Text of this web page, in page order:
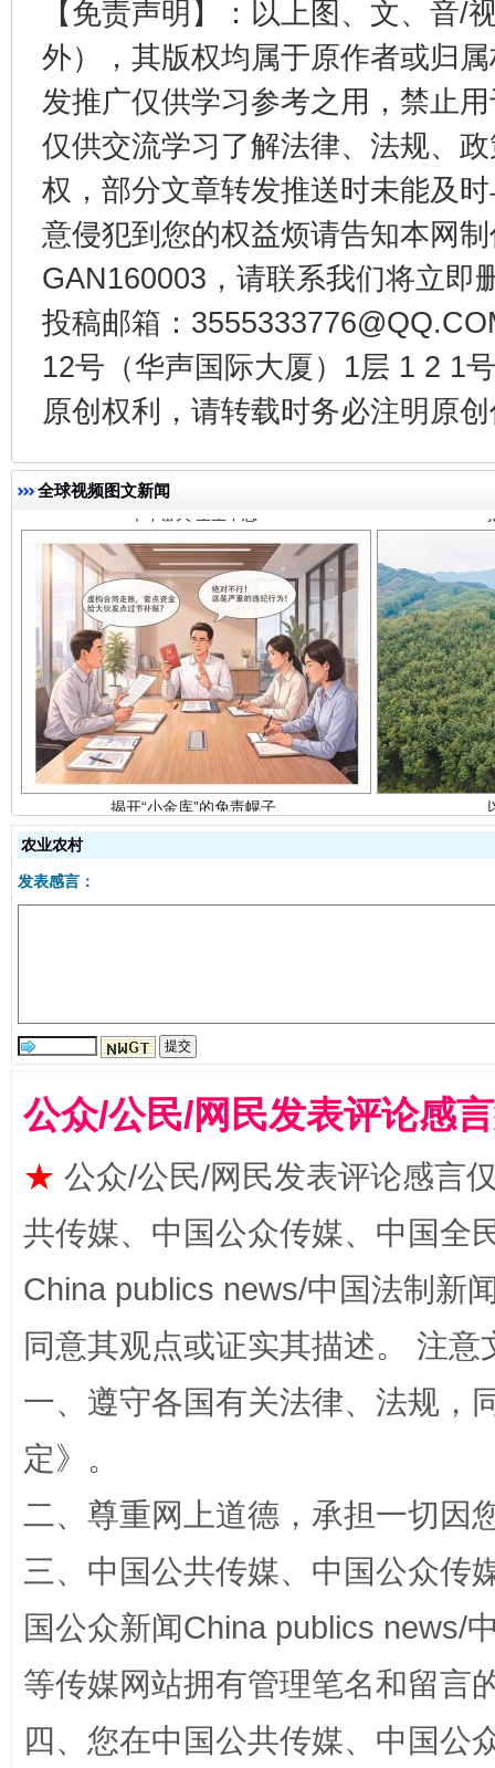
【免责声明】：以上图、文、音/
外），其版权均属于原作者或归
发推广仅供学习参考之用，禁止
仅供交流学习了解法律、法规、
权，部分文章转发推送时未能及
意侵犯到您的权益烦请告知本网
GAN160003，请联系我们将立即
投稿邮箱：
12号（华声国际大厦）1层 1 2 1
原创权利，请转载时务必注明原
全球视频图文新闻
千年窑火 生生不息 一
揭开“小金库”的免责幌子
全民健身五年计划来了！等你上场
农业农村
发表感言：
公众/公民/网民发表评论感
★ 公众/公民/网民发表评论感言
共传媒、中国公众传媒、中国全
China publics news/中国法制新
同意其观点或证实其描述。 注
一、遵守各国有关法律、法规，
定》。
二、尊重网上道德，承担一切因
三、中国公共传媒、中国公众传
国公众新闻China publics news/
等传媒网站拥有管理笔名和留言
四、您在中国公共传媒、中国公